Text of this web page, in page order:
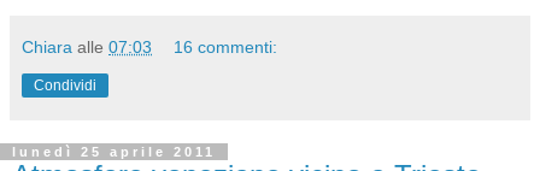
Chiara alle 07:03 16 commenti:
Condividi
lunedì 25 aprile 2011